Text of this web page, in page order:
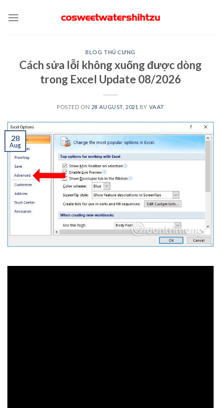
BLOG THÚ CƯNG
Cách sửa lỗi không xuống được dòng
trong Excel Update 08/2026
POSTED ON 28 AUGUST, 2021 BY VAAT
28
Aug